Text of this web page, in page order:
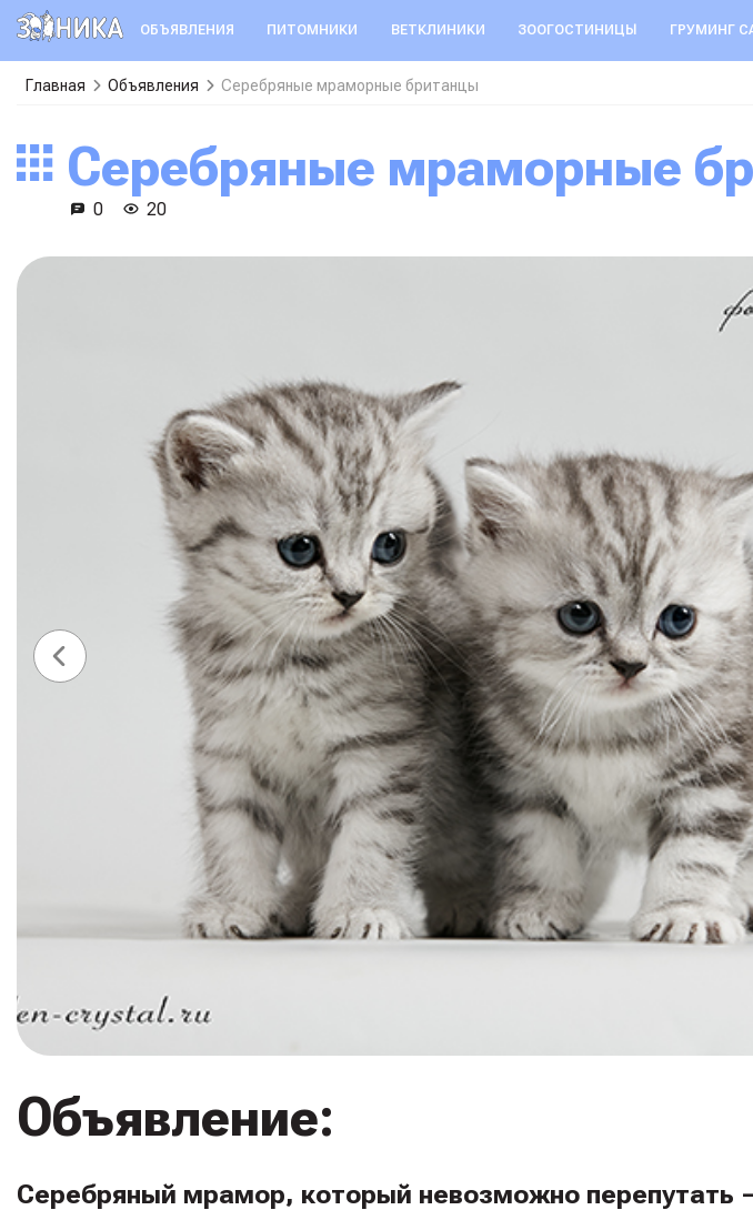
ОБЪЯВЛЕНИЯ ПИТОМНИКИ ВЕТКЛИНИКИ ЗООГОСТИНИЦЫ ГРУМИНГ
Главная Объявления Серебряные мраморные британцы
Серебряные мраморные
0 20
Объявление:
Серебряный мрамор, который невозможно перепутать